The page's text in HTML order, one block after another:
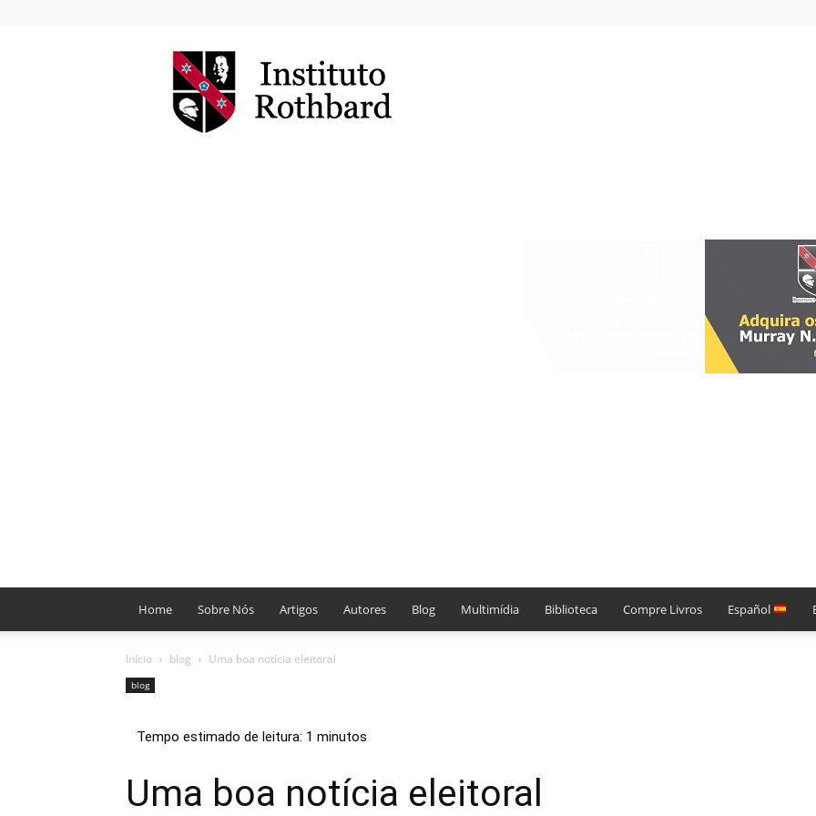
Instituto
Rothbard
Brasil
Home Sobre Nós Artigos Autores Blog Multimídia Biblioteca Compre Livros Español
Início blog Uma boa notícia eleitoral
blog
Uma boa notícia eleitoral